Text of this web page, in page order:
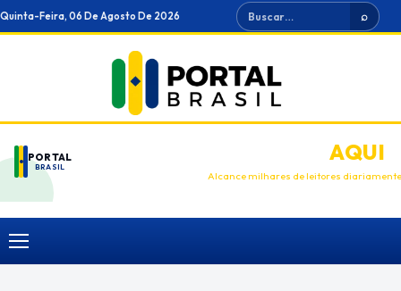
Ir
para
Quinta-Feira, 06 De Agosto De 2026 Buscar ⌕
PORTAL
BRASIL
ANUNCIEAQUI
Alcance milhares de leitores diariamente
Menu